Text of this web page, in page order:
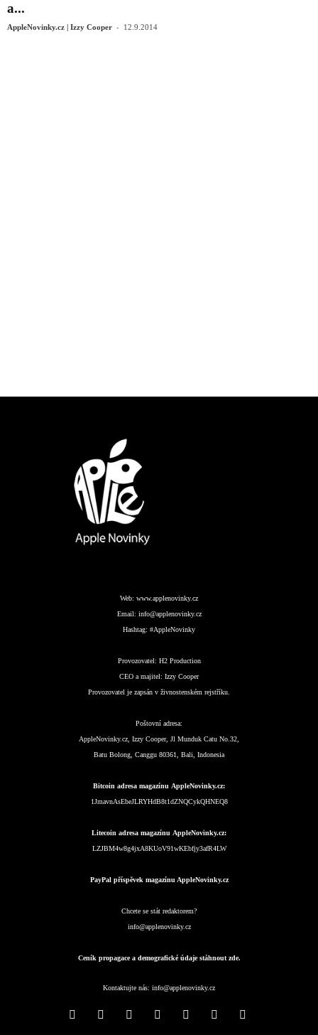
a...
AppleNovinky.cz | Izzy Cooper - 12.9.2014
Web: www.applenovinky.cz
Email: info@applenovinky.cz
Hashtag: #AppleNovinky
Provozovatel: H2 Production
CEO a majitel: Izzy Cooper
Provozovatel je zapsán v živnostenském rejstříku.
Poštovní adresa:
AppleNovinky.cz, Izzy Cooper, Jl Munduk Catu No.32,
Batu Bolong, Canggu 80361, Bali, Indonesia
Bitcoin adresa magazínu AppleNovinky.cz:
1JmavnAsEbeJLRYHdB8t1dZNQCykQHNEQ8
Litecoin adresa magazínu AppleNovinky.cz:
LZJBM4w8g4jxA8KUoV91wKEbfjy3afR4LW
PayPal příspěvek magazínu AppleNovinky.cz
Chcete se stát redaktorem?
info@applenovinky.cz
Ceník propagace a demografické údaje stáhnout zde.
Kontaktujte nás: info@applenovinky.cz